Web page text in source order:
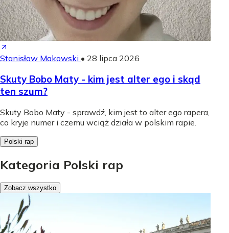
Stanisław Makowski • 28 lipca 2026
Skuty Bobo Maty - kim jest alter ego i skąd
ten szum?
Skuty Bobo Maty - sprawdź, kim jest to alter ego rapera,
co kryje numer i czemu wciąż działa w polskim rapie.
Polski rap
Kategoria Polski rap
Zobacz wszystko